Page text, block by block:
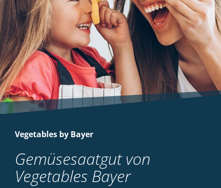
Vegetables by Bayer
Gemüsesaatgut von
Vegetables Bayer